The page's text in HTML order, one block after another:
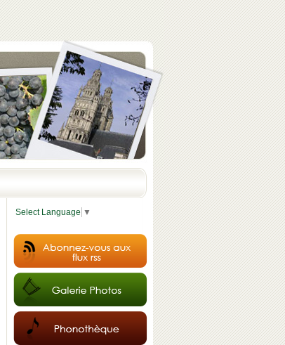
Select Language ▼